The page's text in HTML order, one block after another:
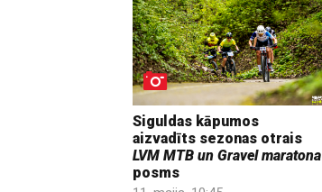
Siguldas kāpumos
aizvadīts sezonas otrais
LVM MTB un Gravel maratona
posms